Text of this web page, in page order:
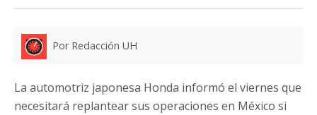
Por Redacción UH
La automotriz japonesa Honda informó el viernes que
necesitará replantear sus operaciones en México si